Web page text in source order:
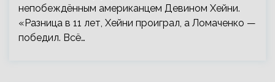
непобеждённым американцем Девином Хейни.
«Разница в 11 лет, Хейни проиграл, а Ломаченко —
победил. Всё…